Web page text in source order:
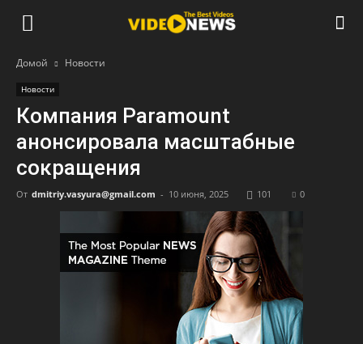
Домой Новости
Новости
Компания Paramount
анонсировала масштабные
сокращения
От dmitriy.vasyura@gmail.com - 10 июня, 2025 101 0